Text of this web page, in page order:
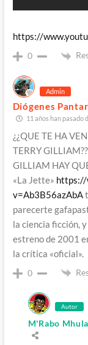
https://
0
Admin
Diógenes
11 años han pasado
¿¿QUE TE HA
TERRY
GILLIAM HAY
«La Jette» https://
v=Ab3B56azAbA
parecerte
la ciencia ficción,
estreno de 2001
la crítica «oficial».
0
Autor
M'Rabo